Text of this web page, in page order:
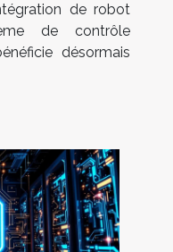
de robot
de contrôle
désormais